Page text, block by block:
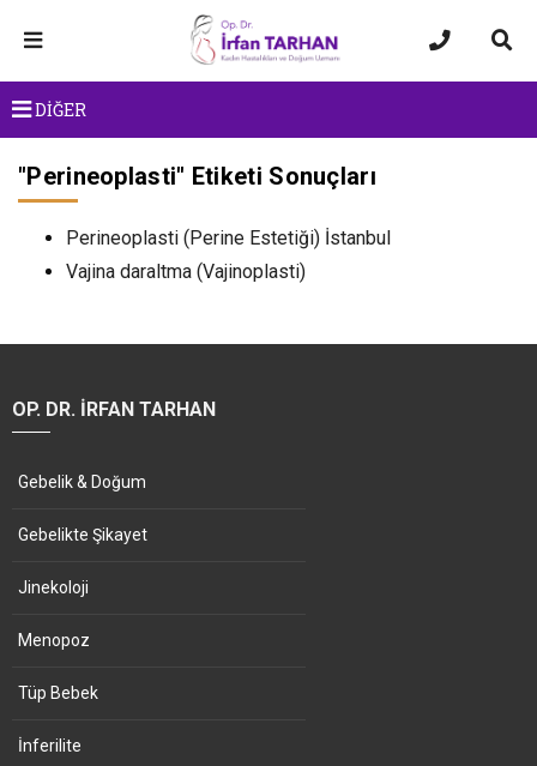
DİĞER
"Perineoplasti" Etiketi Sonuçları
Perineoplasti (Perine Estetiği) İstanbul
Vajina daraltma (Vajinoplasti)
OP. DR. İRFAN TARHAN
Gebelik & Doğum
Gebelikte Şikayet
Jinekoloji
Menopoz
Tüp Bebek
İnferilite